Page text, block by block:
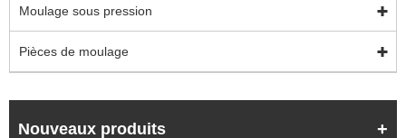
Moulage sous pression
Pièces de moulage
Nouveaux produits